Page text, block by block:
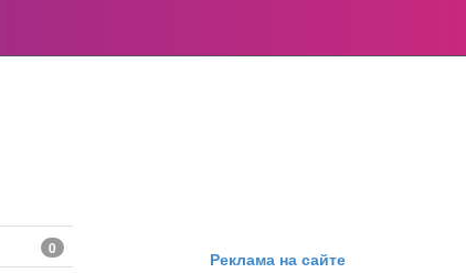
0 Реклама на сайте